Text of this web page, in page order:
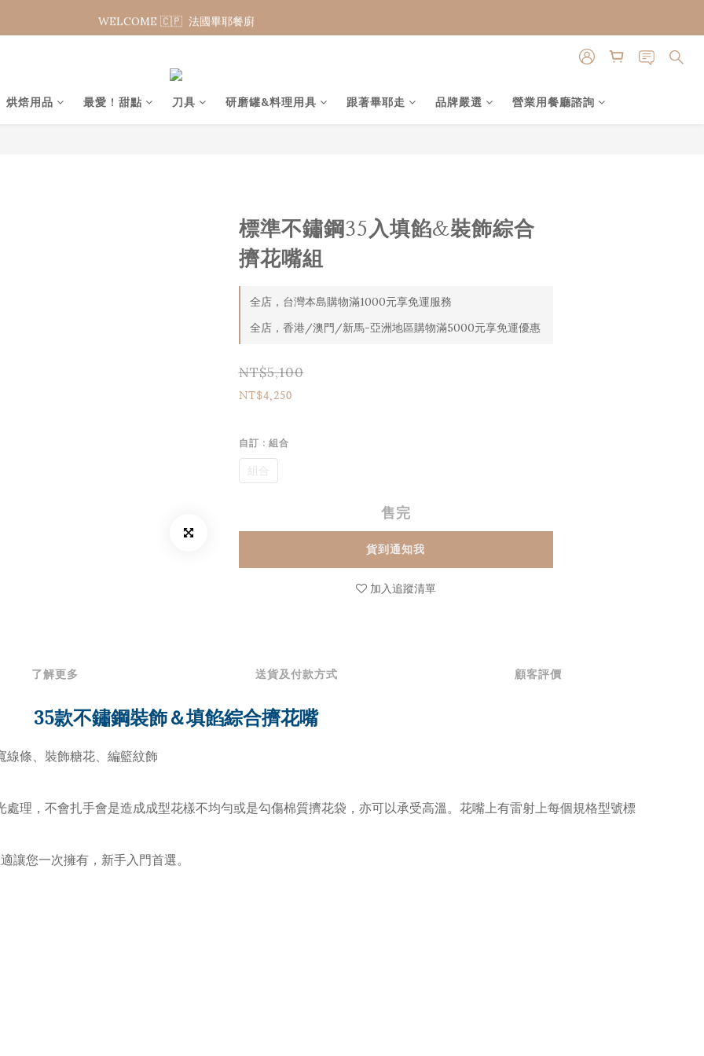
WELCOME 🇨🇵  法國畢耶餐廚
WELCOME 🇨🇵  法國畢耶餐廚
烘焙用品
最愛 ! 甜點 刀具 研磨罐&料理用具 跟著畢耶走 品牌嚴選 營業用餐廳諮詢
標準不鏽鋼35入填餡&裝飾綜合
擠花嘴組
全店，台灣本島購物滿1000元享免運服務
全店，香港/澳門/新馬-亞洲地區購物滿5000元享免運優惠
NT$5,100
NT$4,250
自訂 : 組合
組合
售完
貨到通知我
加入追蹤清單
了解更多 送貨及付款方式 顧客評價
35款不鏽鋼裝飾＆填餡綜合擠花嘴
線條、裝飾糖花、編籃紋飾
理，不會扎手會是造成成型花樣不均勻或是勾傷棉質擠花袋，亦可以承受高溫。花嘴上有雷射上每個規格型號標
讓您一次擁有，新手入門首選。